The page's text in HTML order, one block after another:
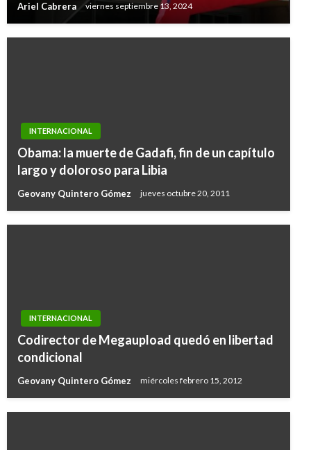
Ariel Cabrera viernes septiembre 13, 2024
INTERNACIONAL
Obama: la muerte de Gadafi, fin de un capítulo
largo y doloroso para Libia
Geovany Quintero Gómez jueves octubre 20, 2011
INTERNACIONAL
Codirector de Megaupload quedó en libertad
condicional
Geovany Quintero Gómez miércoles febrero 15, 2012